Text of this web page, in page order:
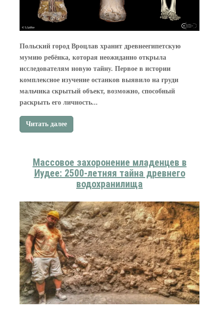
Польский город Вроцлав хранит древнеегипетскую
мумию ребёнка, которая неожиданно открыла
исследователям новую тайну. Первое в истории
комплексное изучение останков выявило на груди
мальчика скрытый объект, возможно, способный
раскрыть его личность...
Читать далее
Массовое захоронение младенцев в
Иудее: 2500-летняя тайна древнего
водохранилища